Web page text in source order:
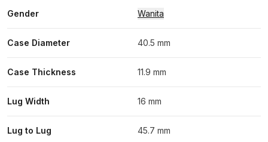
Gender Wanita
Case Diameter 40.5 mm
Case Thickness 11.9 mm
Lug Width 16 mm
Lug to Lug 45.7 mm